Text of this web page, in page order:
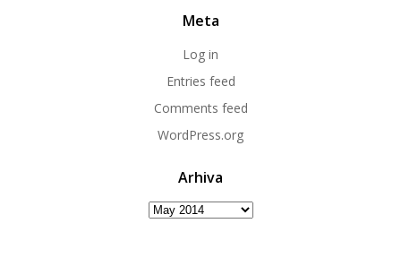
Meta
Log in
Entries feed
Comments feed
WordPress.org
Arhiva
Arhiva